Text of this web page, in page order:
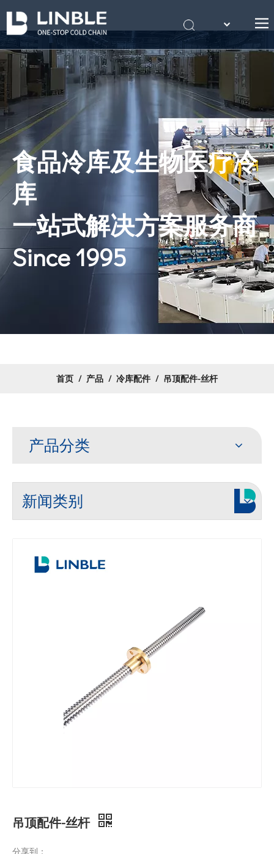
首页
关于我们
产品
案例
冷库知识
联系我们
English
Português
食品冷库及生物医疗冷
库
一站式解决方案服务商
Since 1995
首页 / 产品 / 冷库配件 / 吊顶配件-丝杆
产品分类
新闻类别
吊顶配件-丝杆
分享到：